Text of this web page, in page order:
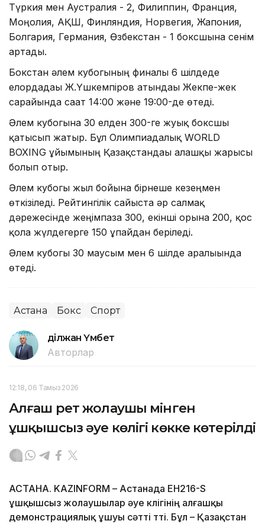
Түркия мен Аустралия - 2, Филиппин, Франция,
Моңғолия, АҚШ, Финляндия, Норвегия, Жапония,
Болгария, Германия, Өзбекстан - 1 боксшына сенім
артады.
Бокстан әлем кубогының финалы 6 шілдеде
елордадағы Ж.Үшкемпіров атындағы Жекпе-жек
сарайында сағат 14:00 және 19:00-де өтеді.
Әлем кубогына 30 елден 300-ге жуық боксшы
қатысып жатыр. Бұл Олимпиадалық WORLD
BOXING ұйымының Қазақстандағы алғашқы жарысы
болып отыр.
Әлем кубогы жыл бойына бірнеше кезеңмен
өткізіледі. Рейтингілік сайыста әр салмақ
дәрежесінде жеңімпазға 300, екінші орынға 200, қос
қола жүлдегерге 150 ұпайдан беріледі.
Әлем кубогы 30 маусым мен 6 шілде аралығында
өтеді.
Астана Бокс Спорт
Әділжан Үмбет
Авторлар
12:18, 06 Тамыз 2026
Алғаш рет жолаушы мінген
ұшқышсыз әуе көлігі көкке көтерілді
АСТАНА. KAZINFORM – Астанада EH216-S
ұшқышсыз жолаушылар әуе көлігінің алғашқы
демонстрациялық ұшуы сәтті өтті. Бұл – Қазақстан